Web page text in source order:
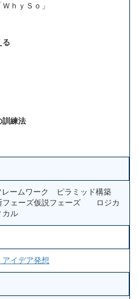
ｈｙＳｏ」
る
訓練法
ームワーク ピラミッド構築
ェーズ仮説フェーズ ロジカ
カル
アイデア発想